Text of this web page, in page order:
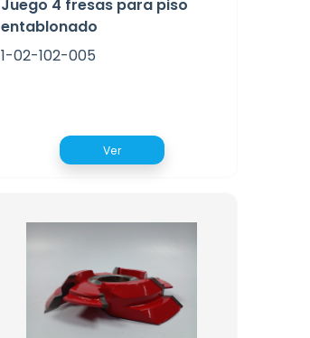
Juego 4 fresas para piso
entablonado
1-02-102-005
Ver